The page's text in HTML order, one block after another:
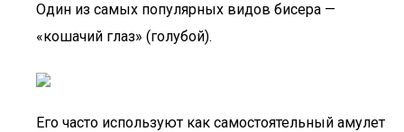
Один из самых популярных видов бисера —
«кошачий глаз» (голубой).
Его часто используют как самостоятельный амулет